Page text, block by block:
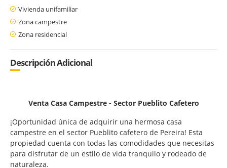
Vivienda unifamiliar
Zona campestre
Zona residencial
Descripción Adicional
Venta Casa Campestre - Sector Pueblito Cafetero
¡Oportunidad única de adquirir una hermosa casa
campestre en el sector Pueblito cafetero de Pereira! Esta
propiedad cuenta con todas las comodidades que necesitas
para disfrutar de un estilo de vida tranquilo y rodeado de
naturaleza.